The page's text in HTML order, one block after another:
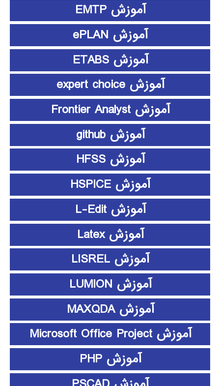
آموزش EMTP
آموزش ePLAN
آموزش ETABS
آموزش expert choice
آموزش Frontier Analyst
آموزش github
آموزش HFSS
آموزش HSPICE
آموزش L-Edit
آموزش Latex
آموزش LISREL
آموزش LUMION
آموزش MAXQDA
آموزش Microsoft Office Project
آموزش PHP